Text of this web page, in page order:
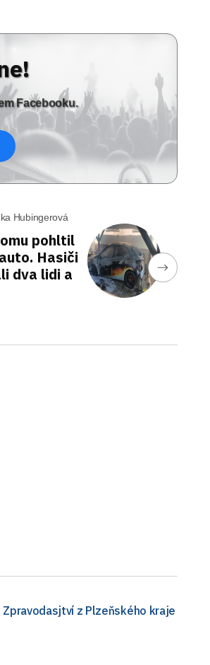
Facebooku.
Hubingerová
pohltil
Hasiči
dva lidi a
Zpravodasjtví z Plzeňského kraje